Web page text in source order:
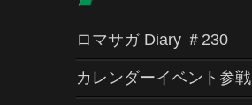
ロマサガ Diary ＃230
カレンダーイベント参戦